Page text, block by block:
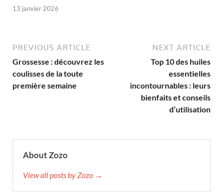
13 janvier 2026
PREVIOUS ARTICLE
Grossesse : découvrez les
coulisses de la toute
première semaine
NEXT ARTICLE
Top 10 des huiles
essentielles
incontournables : leurs
bienfaits et conseils
d’utilisation
About Zozo
View all posts by Zozo →